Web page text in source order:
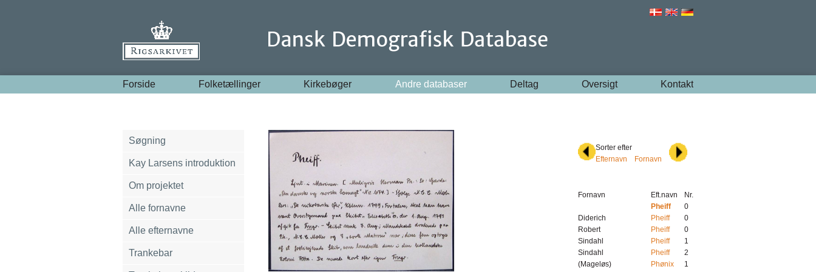
Forside Folketællinger Kirkebøger Andre databaser Deltag Oversigt Kontakt
Søgning
Kay Larsens introduktion
Om projektet
Alle fornavne
Alle efternavne
Trankebar
Sorter efter
Efternavn
Fornavn
Fornavn Eft.navn
Nr.
Pheiff
0
Diderich
Pheiff
0
Robert
Pheiff
0
Sindahl
Pheiff
1
Sindahl
Pheiff
2
(Mageløs)
Phønix
1